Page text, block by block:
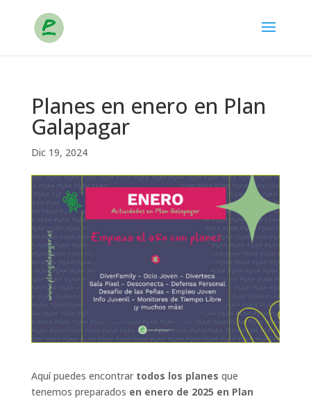
Planes en enero en Plan
Galapagar
Dic 19, 2024
Aquí puedes encontrar todos los planes que
tenemos preparados en enero de 2025 en Plan